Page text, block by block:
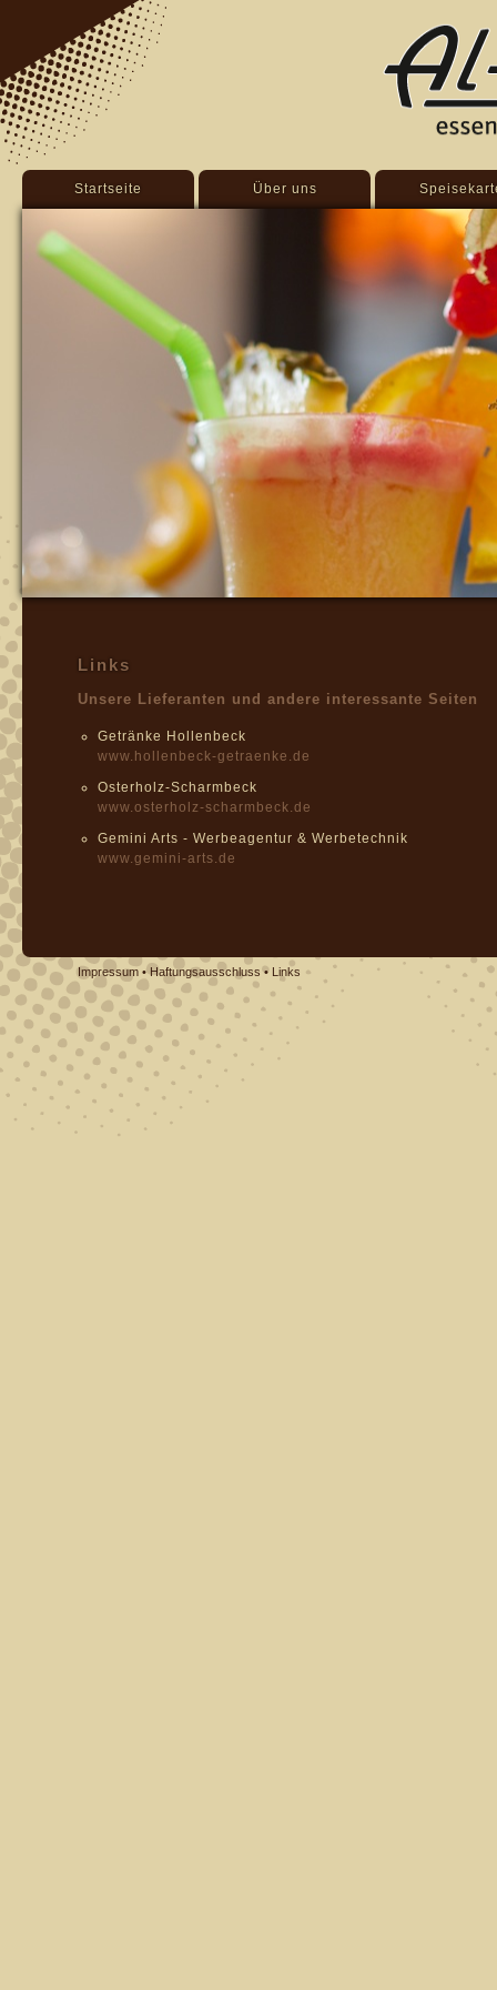
Startseite Über uns
Links
Unsere Lieferanten und andere interessante Seiten
Getränke Hollenbeck
www.hollenbeck-getraenke.de
Osterholz-Scharmbeck
www.osterholz-scharmbeck.de
Gemini Arts - Werbeagentur & Werbetechnik
www.gemini-arts.de
Impressum •Haftungsausschluss• Links